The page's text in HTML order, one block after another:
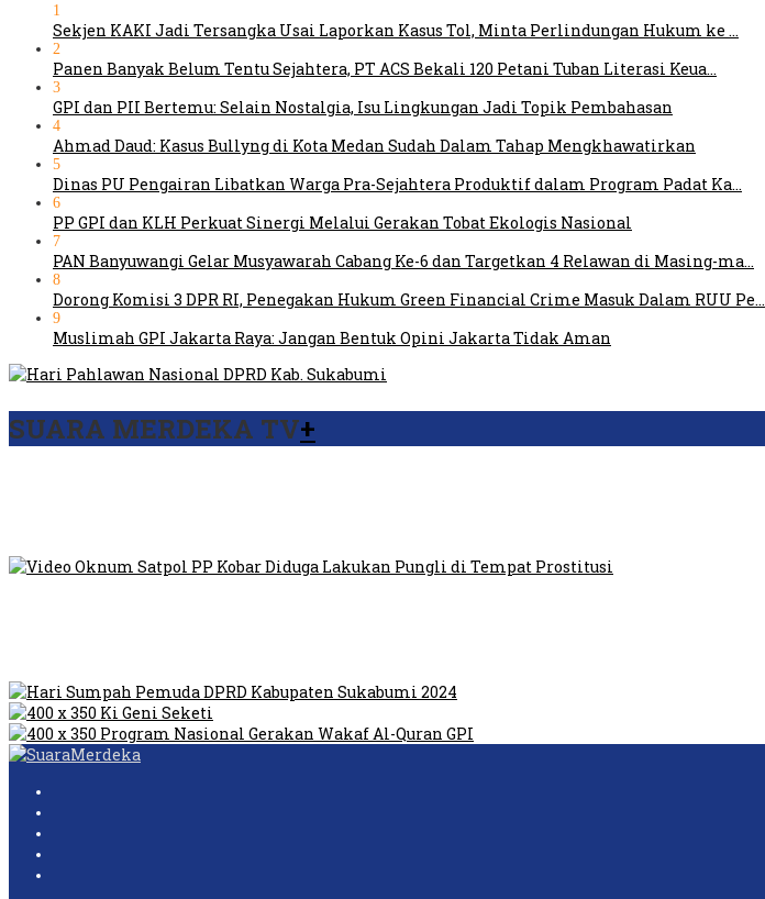
1
Sekjen KAKI Jadi Tersangka Usai Laporkan Kasus Tol, Minta Perlindungan Hukum ke …
2
Panen Banyak Belum Tentu Sejahtera, PT ACS Bekali 120 Petani Tuban Literasi Keua…
3
GPI dan PII Bertemu: Selain Nostalgia, Isu Lingkungan Jadi Topik Pembahasan
4
Ahmad Daud: Kasus Bullyng di Kota Medan Sudah Dalam Tahap Mengkhawatirkan
5
Dinas PU Pengairan Libatkan Warga Pra-Sejahtera Produktif dalam Program Padat Ka…
6
PP GPI dan KLH Perkuat Sinergi Melalui Gerakan Tobat Ekologis Nasional
7
PAN Banyuwangi Gelar Musyawarah Cabang Ke-6 dan Targetkan 4 Relawan di Masing-ma…
8
Dorong Komisi 3 DPR RI, Penegakan Hukum Green Financial Crime Masuk Dalam RUU Pe…
9
Muslimah GPI Jakarta Raya: Jangan Bentuk Opini Jakarta Tidak Aman
SUARA MERDEKA TV+